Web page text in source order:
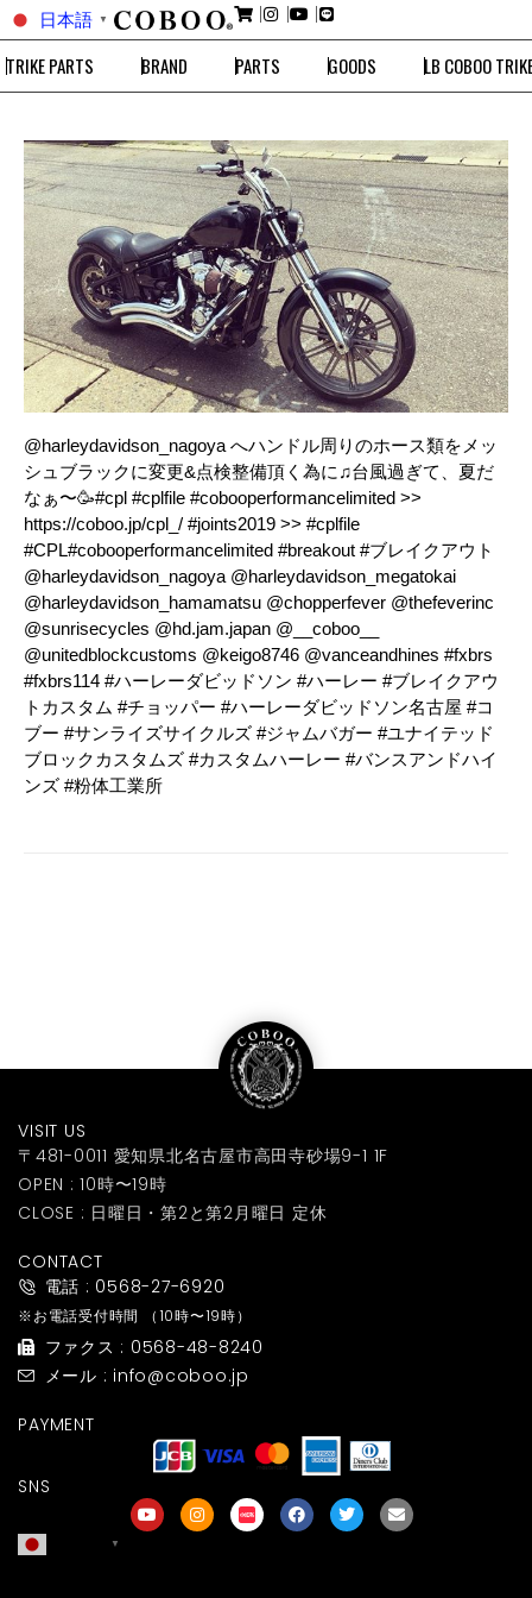
日本語 ▼
TRIKE PARTS BRAND PARTS GOODS LB COBOO
@harleydavidson_nagoya へハンドル周りのホース類をメッ
シュブラックに変更&点検整備頂く為に♫台風過ぎて、夏だ
なぁ〜🥳#cpl #cplfile #cobooperformancelimited >>
https://coboo.jp/cpl_/ #joints2019 >> #cplfile
#CPL#cobooperformancelimited #breakout #ブレイクアウト
@harleydavidson_nagoya @harleydavidson_megatokai
@harleydavidson_hamamatsu @chopperfever @thefeverinc
@sunrisecycles @hd.jam.japan @__coboo__
@unitedblockcustoms @keigo8746 @vanceandhines #fxbrs
#fxbrs114 #ハーレーダビッドソン #ハーレー #ブレイクアウ
トカスタム #チョッパー #ハーレーダビッドソン名古屋 #コ
ブー #サンライズサイクルズ #ジャムバガー #ユナイテッド
ブロックカスタムズ #カスタムハーレー #バンスアンドハイ
ンズ #粉体工業所
VISIT US
〒481-0011 愛知県北名古屋市高田寺砂場9-1 1F
OPEN : 10時〜19時
CLOSE : 日曜日・第2と第2月曜日 定休
CONTACT
電話 : 0568-27-6920
※お電話受付時間 （10時〜19時）
ファクス : 0568-48-8240
メール : info@coboo.jp
PAYMENT
SNS
▼